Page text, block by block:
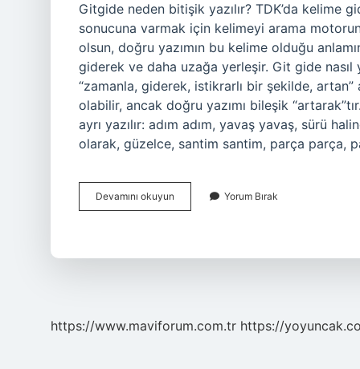
Gitgide neden bitişik yazılır? TDK’da kelime
sonucuna varmak için kelimeyi arama
olsun, doğru yazımın bu kelime olduğu
giderek ve daha uzağa yerleşir. Git gide nasıl
“zamanla, giderek, istikrarlı bir şekilde, artan”
olabilir, ancak doğru yazımı bileşik
ayrı yazılır: adım adım, yavaş yavaş, sürü
olarak, güzelce, santim santim, parça parça,
Devamını okuyun
Neden
Yorum Bırak
https://www.maviforum.com.tr https://